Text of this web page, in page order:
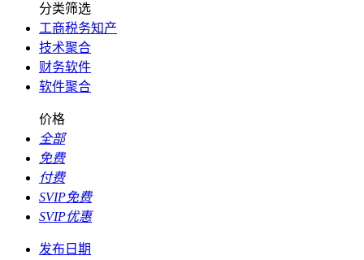
分类筛选
工商税务知产
技术聚合
财务软件
软件聚合
价格
全部
免费
付费
SVIP免费
SVIP优惠
发布日期